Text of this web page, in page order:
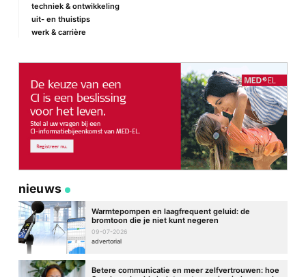
techniek & ontwikkeling
uit- en thuistips
werk & carrière
nieuws
Warmtepompen en laagfrequent geluid: de
bromtoon die je niet kunt negeren
09-07-2026
advertorial
Betere communicatie en meer zelfvertrouwen: hoe